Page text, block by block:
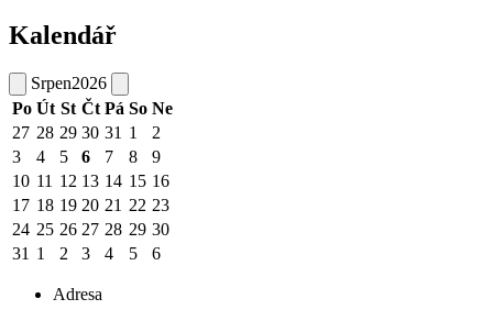
Kalendář
Srpen2026
Po Út St Čt Pá So Ne
27 28 29 30 31 1
2
3
4 5 6 7 8
9
10 11 12 13 14 15 16
17 18 19 20 21 22 23
24 25 26 27 28 29 30
31 1 2 3 4 5 6
Adresa